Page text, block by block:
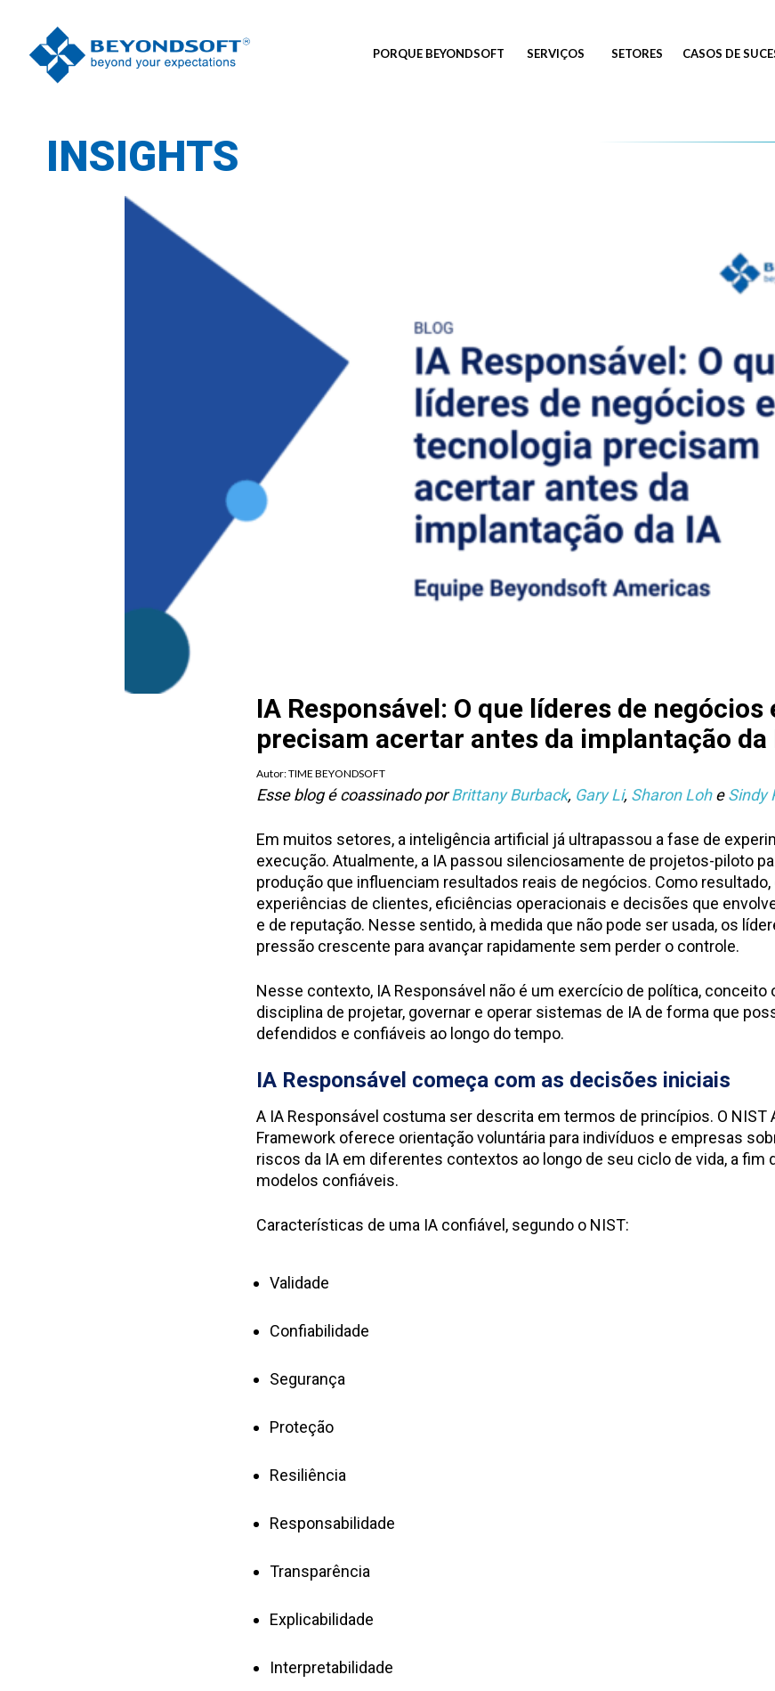
PORQUE BEYONDSOFT SERVIÇOS SETORES CASOS DE
INSIGHTS
IA Responsável: O que líderes de
precisam acertar antes da implantação da
Autor:TIME BEYONDSOFT
Esse blog é coassinado porBrittany Burback, Gary Li, Sharon LoheSindy
Em muitos setores, a inteligência artificial já ultrapassou a fase de
execução. Atualmente, a IA passou silenciosamente de projetos-piloto
produção que influenciam resultados reais de negócios. Como
experiências de clientes, eficiências operacionais e decisões que
e de reputação. Nesse sentido, à medida que não pode ser usada, os
pressão crescente para avançar rapidamente sem perder o controle.
Nesse contexto, IA Responsável não é um exercício de política, conceito
disciplina de projetar, governar e operar sistemas de IA de forma que
defendidos e confiáveis ao longo do tempo.
IA Responsável começa com as decisões iniciais
A IA Responsável costuma ser descrita em termos de princípios. O NIST
Framework oferece orientação voluntária para indivíduos e empresas
riscos da IA em diferentes contextos ao longo de seu ciclo de vida, a fim
modelos confiáveis.
Características de uma IA confiável, segundo o NIST:
Validade
Confiabilidade
Segurança
Proteção
Resiliência
Responsabilidade
Transparência
Explicabilidade
Interpretabilidade